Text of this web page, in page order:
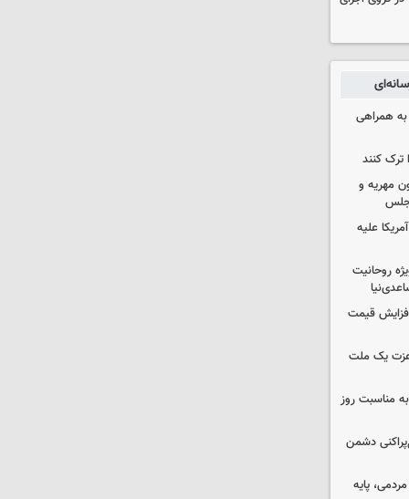
به همراهی
ترک کنند
مهریه و
علیه
روحانیت
قیمت
عزت یک ملت
مناسبت روز
دشمن
پایه